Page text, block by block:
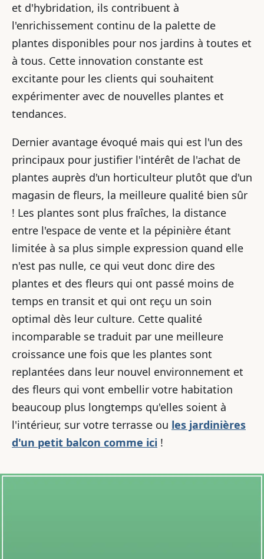
et d'hybridation, ils contribuent à
l'enrichissement continu de la palette de
plantes disponibles pour nos jardins à toutes et
à tous. Cette innovation constante est
excitante pour les clients qui souhaitent
expérimenter avec de nouvelles plantes et
tendances.
Dernier avantage évoqué mais qui est l'un des
principaux pour justifier l'intérêt de l'achat de
plantes auprès d'un horticulteur plutôt que d'un
magasin de fleurs, la meilleure qualité bien sûr
! Les plantes sont plus fraîches, la distance
entre l'espace de vente et la pépinière étant
limitée à sa plus simple expression quand elle
n'est pas nulle, ce qui veut donc dire des
plantes et des fleurs qui ont passé moins de
temps en transit et qui ont reçu un soin
optimal dès leur culture. Cette qualité
incomparable se traduit par une meilleure
croissance une fois que les plantes sont
replantées dans leur nouvel environnement et
des fleurs qui vont embellir votre habitation
beaucoup plus longtemps qu'elles soient à
l'intérieur, sur votre terrasse ou les jardinières
d'un petit balcon comme ici !